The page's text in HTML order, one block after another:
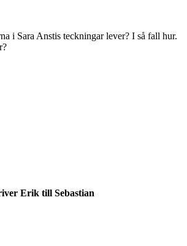
i Sara Anstis teckningar lever? I så fall hur.
Erik till Sebastian